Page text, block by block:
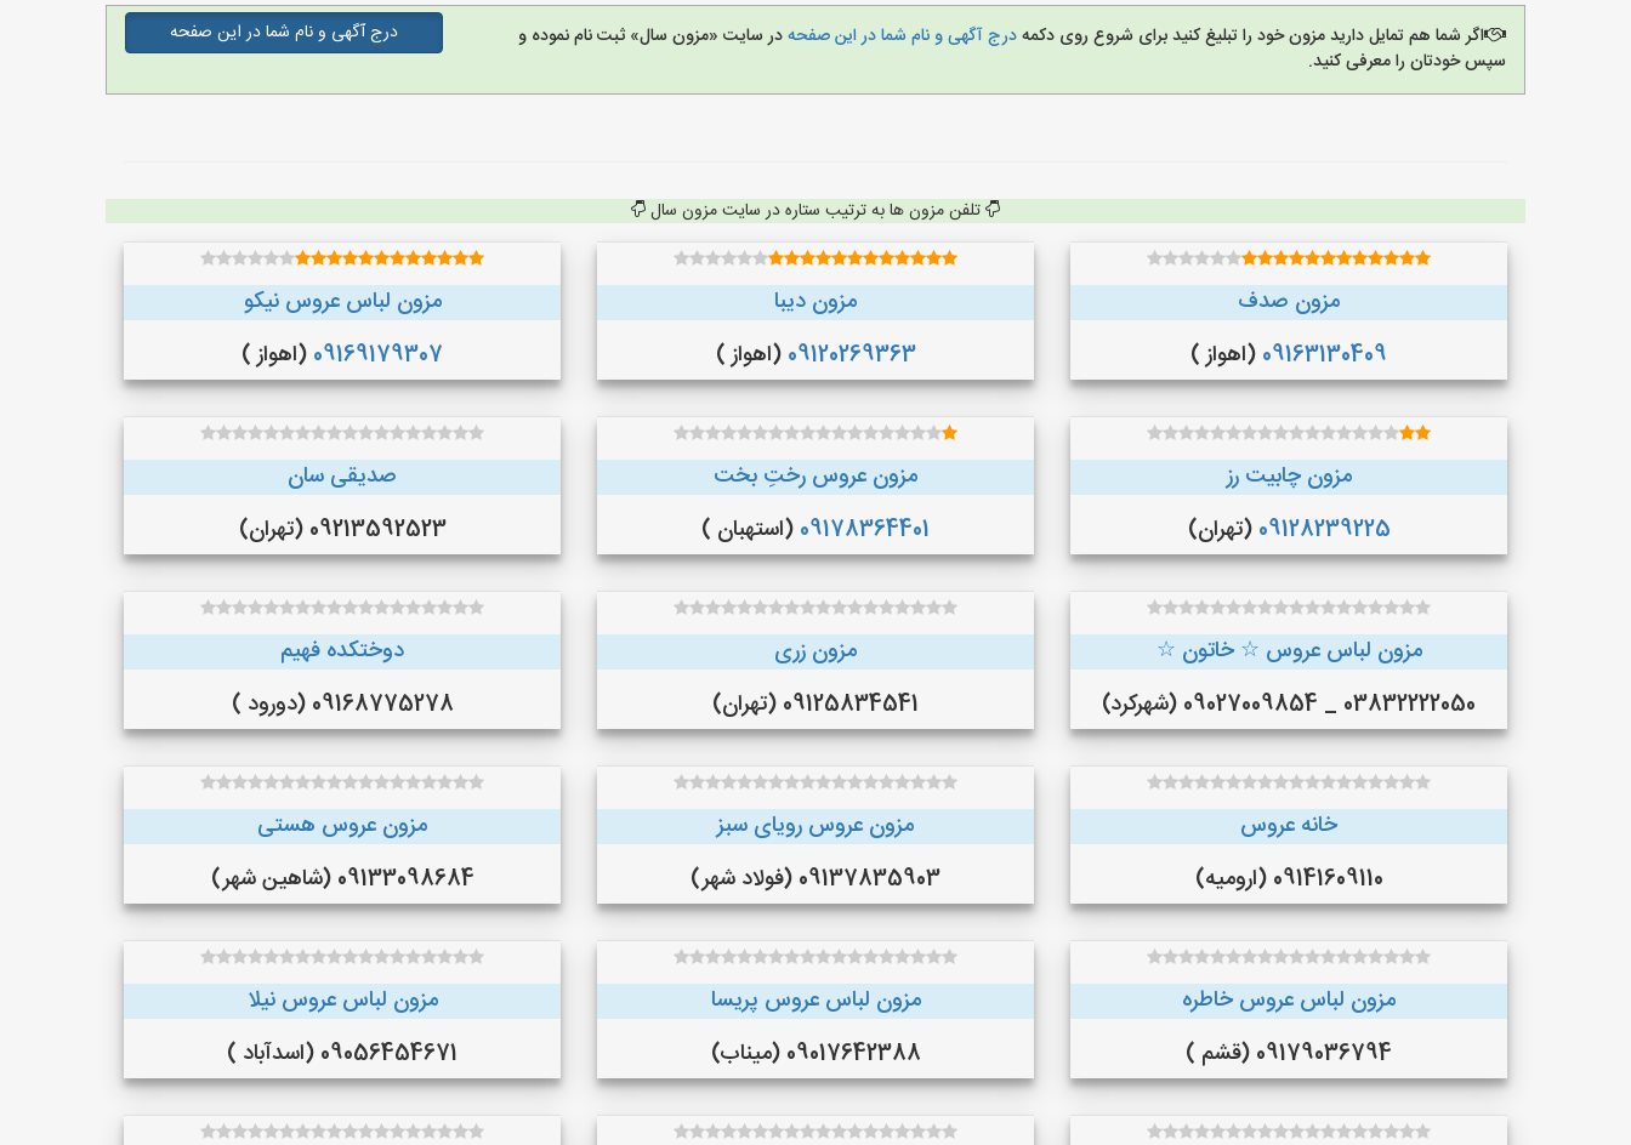
اگر شما هم تمایل دارید مزون خود را تبلیغ کنید برای شروع روی دکمهدرج آگهی و نام شما در این صفحهدر سایت «مزون سال» ثبت نام نموده و
سپس خودتان را معرفی کنید.
درج آگهی و نام شما در این صفحه
تلفن مزون ها به ترتیب ستاره در سایت مزون سال
مزون صدف
09163130409 (اهواز )
مزون دیبا
09120269363 (اهواز )
مزون لباس عروس نیکو
09169179307 (اهواز )
مزون چابیت رز
09128239225 (تهران)
مزون عروس رختِ بخت
09178364401 (استهبان )
صدیقی سان
09213592523 (تهران)
مزون لباس عروس ☆ خاتون ☆
03832222050 _ 09027009854 (شهرکرد)
مزون زری
09125834541 (تهران)
دوختکده فهیم
09168775278 (دورود )
خانه عروس
09141609110 (ارومیه)
مزون عروس رویای سبز
09137835903 (فولاد شهر)
مزون عروس هستی
09133098684 (شاهین شهر)
مزون لباس عروس خاطره
09179036794 (قشم )
مزون لباس عروس پریسا
09017642388 (میناب)
مزون لباس عروس نیلا
09056454671 (اسدآباد )